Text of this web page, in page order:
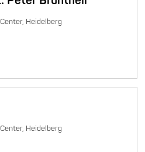
Heidelberg
Heidelberg